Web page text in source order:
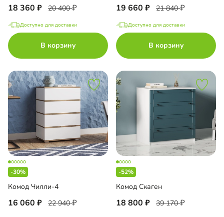
18 360 20 400
Доступно для доставки
В корзину
19 660 21 840
Доступно для доставки
В корзину
-30%
Комод Чилли-4
16 060 22 940
-52%
Комод Скаген
18 800 39 170